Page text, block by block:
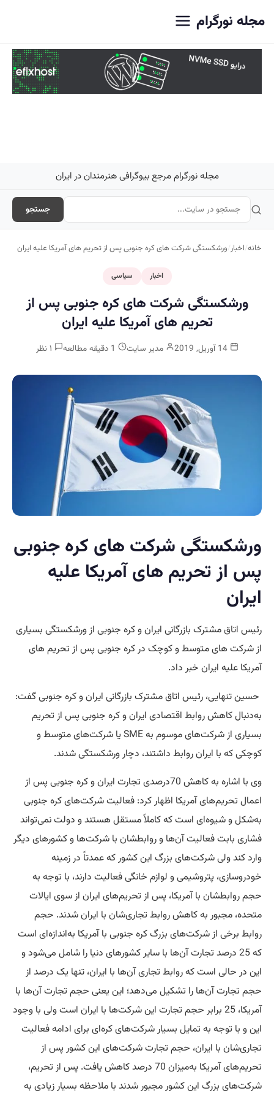
مجله نورگرام
مجله نورگرام مرجع بیوگرافی هنرمندان در ایران
جستجو
خانه/اخبار/ورشکستگی شرکت های کره جنوبی پس از تحریم های آمریکا علیه ایران
اخبار سیاسی
ورشکستگی شرکت های کره جنوبی پس از
تحریم های آمریکا علیه ایران
14 آوریل, 2019 مدیر سایت
ورشکستگی شرکت های کره جنوبی
پس از تحریم های آمریکا علیه
ایران
رئیس اتاقمشترک بازرگانی ایران و کره جنوبی از ورشکستگی بسیاری
از شرکت های متوسط و کوچک در کره جنوبی پس از تحریم های
آمریکا علیه ایران خبر داد.
حسین تنهایی، رئیس اتاق مشترک بازرگانی ایران و کره جنوبی گفت:
به‌دنبال کاهش روابط اقتصادی ایران و کره جنوبی پس از تحریم
بسیاری از شرکت‌های موسوم به SME یا شرکت‌های متوسط و
کوچکی که با ایران روابط داشتند، دچار ورشکستگی شدند.
وی با اشاره به کاهش 70درصدی تجارت ایران و کره جنوبی پس از
اعمال تحریم‌های آمریکا اظهار کرد: فعالیت شرکت‌های کره جنوبی
به‌شکل و شیوه‌ای است که کاملاً مستقل هستند و دولت نمی‌تواند
فشاری بابت فعالیت آن‌ها و روابطشان با شرکت‌ها و کشورهای دیگر
وارد کند ولی شرکت‌های بزرگ این کشور که عمدتاً در زمینه
خودروسازی، پتروشیمی و لوازم خانگی فعالیت دارند، با توجه به
حجم روابطشان با آمریکا، پس از تحریم‌های ایران از سوی ایالات
متحده، مجبور به کاهش روابط تجاری‌شان با ایران شدند. حجم
روابط برخی از شرکت‌های بزرگ کره جنوبی با آمریکا به‌اندازه‌ای است
که 25 درصد تجارت آن‌ها با سایر کشورهای دنیا را شامل می‌شود و
این در حالی است که روابط تجاری آن‌ها با ایران، تنها یک درصد از
حجم تجارت آن‌ها را تشکیل می‌دهد؛ این یعنی حجم تجارت آن‌ها با
آمریکا، 25 برابر حجم تجارت این شرکت‌ها با ایران است ولی با وجود
این و با توجه به تمایل بسیار شرکت‌های کره‌ای برای ادامه فعالیت
تجاری‌شان با ایران، حجم تجارت شرکت‌های این کشور پس از
تحریم‌های آمریکا به‌میزان 70 درصد کاهش یافت. پس از تحریم،
شرکت‌های بزرگ این کشور مجبور شدند با ملاحظه بسیار زیادی به